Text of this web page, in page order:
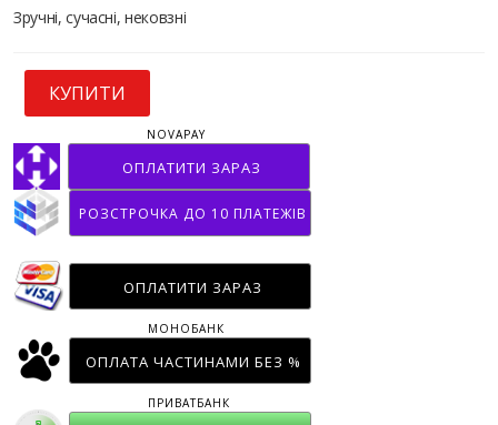
Зручні, сучасні, нековзні
КУПИТИ
ОПЛАТИТИ ЗАРАЗ
NOVAPAY
РОЗСТРОЧКА ДО 10 ПЛАТЕЖІВ
ОПЛАТИТИ ЗАРАЗ
ОПЛАТА ЧАСТИНАМИ БЕЗ %
МОНОБАНК
ПРИВАТБАНК